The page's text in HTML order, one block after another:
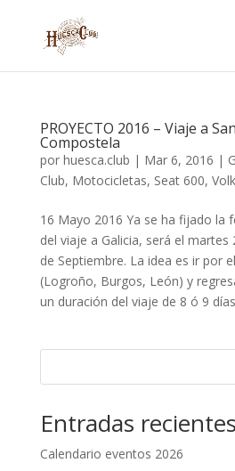
PROYECTO 2016 – Viaje a
Compostela
por huesca.club | Mar 6, 2016 |
Club, Motocicletas, Seat 600,
16 Mayo 2016 Ya se ha fijado la
del viaje a Galicia, será el martes
de Septiembre. La idea es ir por
(Logroño, Burgos, León) y
un duración del viaje de 8 ó 9
Entradas recientes
Calendario eventos 2026